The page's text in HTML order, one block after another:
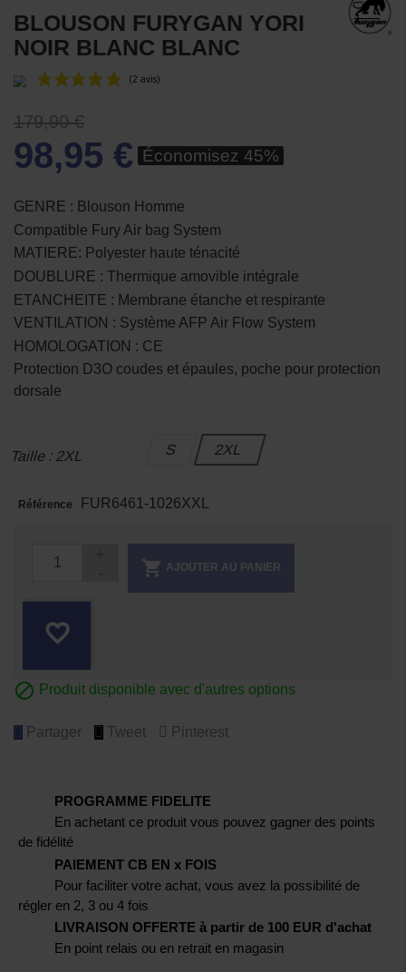
BLOUSON FURYGAN YORI
NOIR BLANC BLANC
(2 avis)
179,90 €
98,95 € Économisez 45%
GENRE : Blouson Homme
Compatible Fury Air bag System
MATIERE: Polyester haute ténacité
DOUBLURE : Thermique amovible intégrale
ETANCHEITE : Membrane étanche et respirante
VENTILATION : Système AFP Air Flow System
HOMOLOGATION : CE
Protection D3O coudes et épaules, poche pour protection
dorsale
Taille : 2XL S 2XL
Référence FUR6461-1026XXL
 AJOUTER AU PANIER
favorite_border
 Produit disponible avec d'autres options
Partager Tweet Pinterest
PROGRAMME FIDELITE
En achetant ce produit vous pouvez gagner des points
de fidélité
PAIEMENT CB EN x FOIS
Pour faciliter votre achat, vous avez la possibilité de
régler en 2, 3 ou 4 fois
LIVRAISON OFFERTE à partir de 100 EUR d'achat
En point relais ou en retrait en magasin